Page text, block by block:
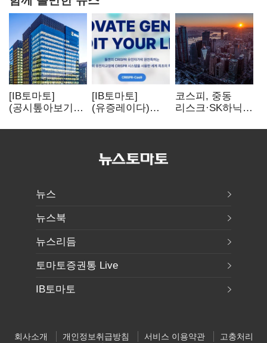
[IB토마토]
(공시톺아보기)
바로 매출로
[IB토마토]
(유증레이다)
3분의 1 토막…
비용부터 챙긴다
코스피, 중동
리스크·SK하닉
뒷걸음
뉴스
뉴스북
뉴스리듬
토마토증권통 Live
IB토마토
회사소개 개인정보취급방침 서비스 이용약관 고충처리